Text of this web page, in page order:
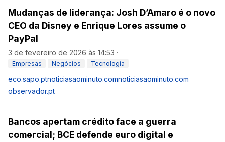
Mudanças de liderança: Josh D’Amaro é o novo
CEO da Disney e Enrique Lores assume o
PayPal
3 de fevereiro de 2026 às 14:53 ·
Empresas Negócios Tecnologia
eco.sapo.ptnoticiasaominuto.comnoticiasaominuto.com
observador.pt
Bancos apertam crédito face a guerra
comercial; BCE defende euro digital e